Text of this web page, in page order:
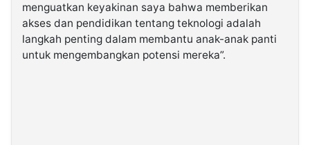
menguatkan keyakinan saya bahwa memberikan
akses dan pendidikan tentang teknologi adalah
langkah penting dalam membantu anak-anak panti
untuk mengembangkan potensi mereka”.